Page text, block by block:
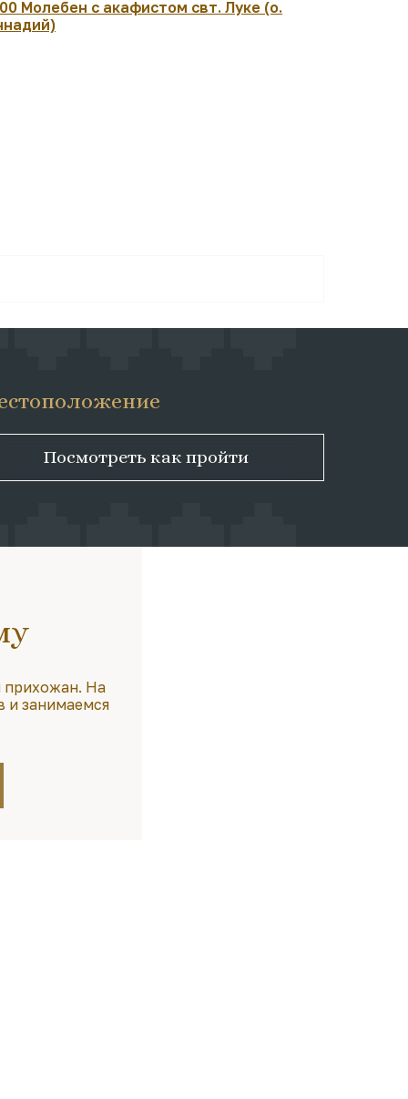
Молебен с акафистом свт. Луке (о.
Посмотреть как пройти
прихожан. На
и занимаемся